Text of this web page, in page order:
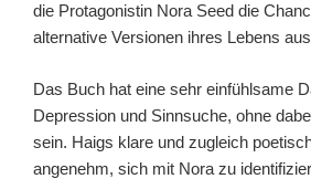
die Protagonistin Nora Seed die
alternative Versionen ihres Lebens
Das Buch hat eine sehr einfühlsame
Depression und Sinnsuche, ohne
sein. Haigs klare und zugleich
angenehm, sich mit Nora zu